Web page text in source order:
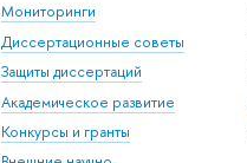
Мониторинги
Диссертационные советы
Защиты диссертаций
Академическое развитие
Конкурсы и гранты